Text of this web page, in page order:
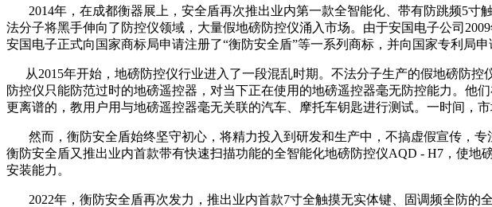
2014年，在成都衡器展上，安全盾再次推出业内第一款全智能化、带有防跳频5寸
法分子将黑手伸向了防控仪领域，大量假地磅防控仪涌入市场。由于安国电子公司
安国电子正式向国家商标局申请注册了“衡防安全盾”等一系列商标，并向国家专利局
从2015年开始，地磅防控仪行业进入了一段混乱时期。不法分子生产的假地磅防控
防控仪只能防范过时的地磅遥控器，对当下正在使用的地磅遥控器毫无防控能力。
更离谱的，教用户用与地磅遥控器毫无关联的汽车、摩托车钥匙进行测试。一时间，
然而，衡防安全盾始终坚守初心，将精力投入到研发和生产中，不搞虚假宣传，专
衡防安全盾又推出业内首款带有快速扫描功能的全智能化地磅防控仪AQD - H7，使
安装能力。
2022年，衡防安全盾再次发力，推出业内首款7寸全触摸无实体键、固调频全防的